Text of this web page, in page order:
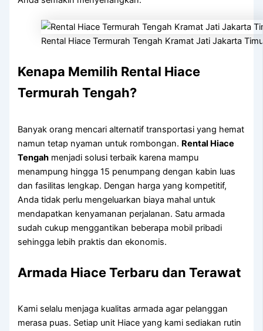
Rental Hiace Termurah Tengah Kramat Jati Jakarta
Kenapa Memilih Rental Hiace
Termurah Tengah?
Banyak orang mencari alternatif transportasi yang hemat
namun tetap nyaman untuk rombongan. Rental Hiace
Tengah menjadi solusi terbaik karena mampu
menampung hingga 15 penumpang dengan kabin luas
dan fasilitas lengkap. Dengan harga yang kompetitif,
Anda tidak perlu mengeluarkan biaya mahal untuk
mendapatkan kenyamanan perjalanan. Satu armada
sudah cukup menggantikan beberapa mobil pribadi
sehingga lebih praktis dan ekonomis.
Armada Hiace Terbaru dan Terawat
Kami selalu menjaga kualitas armada agar pelanggan
merasa puas. Setiap unit Hiace yang kami sediakan rutin